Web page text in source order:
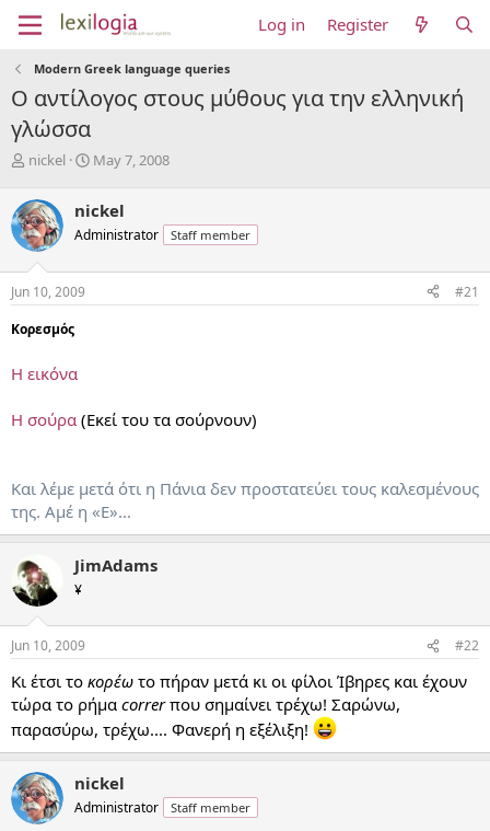
Log in Register
Modern Greek language queries
Ο αντίλογος στους μύθους για την ελληνική
γλώσσα
T
r
e
a
d
s
t
r
e
nickel
S
r
t
a
May 7, 2008
nickel
Administrator Staff member
Jun 10, 2009
#21
Κορεσμός
Η εικόνα
Η σούρα (Εκεί του τα σούρνουν)
Και λέμε μετά ότι η Πάνια δεν προστατεύει τους καλεσμένους
της. Αμέ η «Ε»...
JimAdams
¥
Jun 10, 2009 #22
Κι έτσι το κορέω το πήραν μετά κι οι φίλοι Ίβηρες και έχουν
τώρα το ρήμα correrπου σημαίνει τρέχω! Σαρώνω,
παρασύρω, τρέχω.... Φανερή η εξέλιξη!
nickel
Administrator Staff member